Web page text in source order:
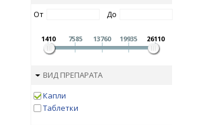
От
До
1410 7585 13760 19935 26110
ВИД ПРЕПАРАТА
Капли
Таблетки